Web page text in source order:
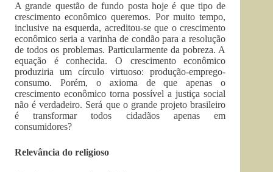
A grande questão de fundo posta hoje é que tipo de
crescimento econômico queremos. Por muito tempo,
inclusive na esquerda, acreditou-se que o crescimento
econômico seria a varinha de condão para a resolução
de todos os problemas. Particularmente da pobreza. A
equação é conhecida. O crescimento econômico
produziria um círculo virtuoso: produção-emprego-
consumo. Porém, o axioma de que apenas o
crescimento econômico torna possível a justiça social
não é verdadeiro. Será que o grande projeto brasileiro
é transformar todos cidadãos apenas em
consumidores?
Relevância do religioso